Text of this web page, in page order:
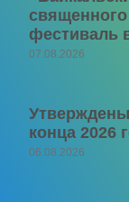
фестиваль
07.08.2026
конца 2026
06.08.2026